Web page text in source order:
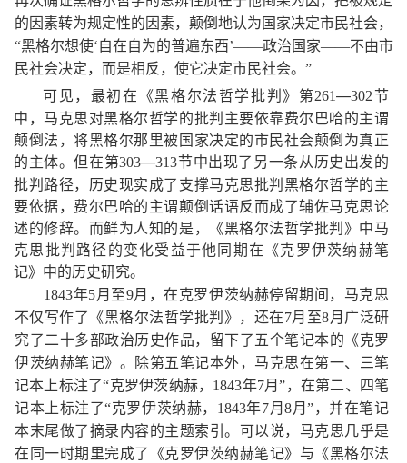
的因素转为规定性的因素，颠倒地认为国家决定市民社会，
“黑格尔想使‘自在自为的普遍东西’——政治国家——不由市
民社会决定，而是相反， 使它决定市民社会。 ”
可见，最初在《黑格尔法哲学批判》第261—302节
中，马克思对黑格尔哲学的批判主要依靠费尔巴哈的主谓
颠倒法，将黑格尔那里被国家决定的市民社会颠倒为真正
的主体。但在第303—313节中出现了另一条从历史出发的
批判路径，历史现实成了支撑马克思批判黑格尔哲学的主
要依据，费尔巴哈的主谓颠倒话语反而成了辅佐马克思论
述的修辞。而鲜为人知的是，《黑格尔法哲学批判》中马
克思批判路径的变化受益于他同期在《克罗伊茨纳赫笔
记》中的历史研究。
1843年5月至9月，在克罗伊茨纳赫停留期间，马克思
不仅写作了《黑格尔法哲学批判》，还在7月至8月广泛研
究了二十多部政治历史作品，留下了五个笔记本的《克罗
伊茨纳赫笔记》。除第五笔记本外，马克思在第一、三笔
记本上标注了“克罗伊茨纳赫， 1843年7月”，在第二、四笔
记本上标注了“克罗伊茨纳赫， 1843年7月8月”，并在笔记
本末尾做了摘录内容的主题索引。可以说，马克思几乎是
在同一时期里完成了《克罗伊茨纳赫笔记》与《黑格尔法